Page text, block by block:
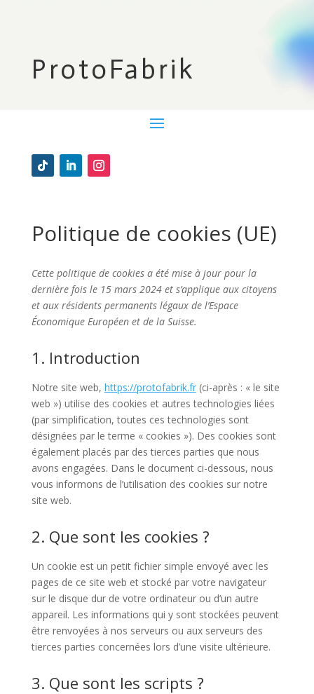
ProtoFabrik
Politique de cookies (UE)
Cette politique de cookies a été mise à jour pour la
dernière fois le 15 mars 2024 et s’applique aux citoyens
et aux résidents permanents légaux de l’Espace
Économique Européen et de la Suisse.
1. Introduction
Notre site web, https://protofabrik.fr(ci-après : « le site
web ») utilise des cookies et autres technologies liées
(par simplification, toutes ces technologies sont
désignées par le terme « cookies »). Des cookies sont
également placés par des tierces parties que nous
avons engagées. Dans le document ci-dessous, nous
vous informons de l’utilisation des cookies sur notre
site web.
2. Que sont les cookies ?
Un cookie est un petit fichier simple envoyé avec les
pages de ce site web et stocké par votre navigateur
sur le disque dur de votre ordinateur ou d’un autre
appareil. Les informations qui y sont stockées peuvent
être renvoyées à nos serveurs ou aux serveurs des
tierces parties concernées lors d’une visite ultérieure.
3. Que sont les scripts ?